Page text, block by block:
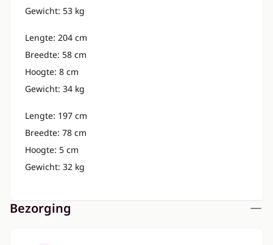
Gewicht: 53 kg
Lengte: 204 cm
Breedte: 58 cm
Hoogte: 8 cm
Gewicht: 34 kg
Lengte: 197 cm
Breedte: 78 cm
Hoogte: 5 cm
Gewicht: 32 kg
Bezorging